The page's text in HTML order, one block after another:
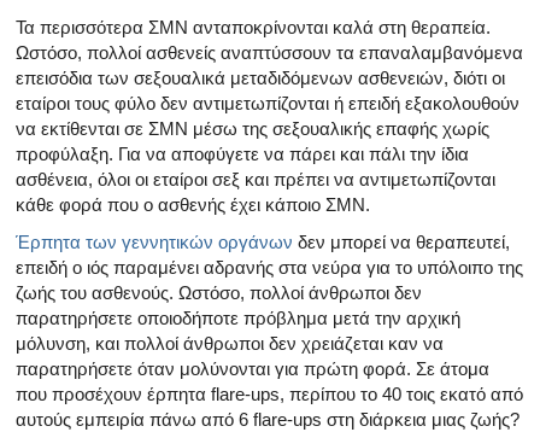
Τα περισσότερα ΣΜΝ ανταποκρίνονται καλά στη θεραπεία.
Ωστόσο, πολλοί ασθενείς αναπτύσσουν τα επαναλαμβανόμενα
επεισόδια των σεξουαλικά μεταδιδόμενων ασθενειών, διότι οι
εταίροι τους φύλο δεν αντιμετωπίζονται ή επειδή εξακολουθούν
να εκτίθενται σε ΣΜΝ μέσω της σεξουαλικής επαφής χωρίς
προφύλαξη. Για να αποφύγετε να πάρει και πάλι την ίδια
ασθένεια, όλοι οι εταίροι σεξ και πρέπει να αντιμετωπίζονται
κάθε φορά που ο ασθενής έχει κάποιο ΣΜΝ.
Έρπητα των γεννητικών οργάνων δεν μπορεί να θεραπευτεί,
επειδή ο ιός παραμένει αδρανής στα νεύρα για το υπόλοιπο της
ζωής του ασθενούς. Ωστόσο, πολλοί άνθρωποι δεν
παρατηρήσετε οποιοδήποτε πρόβλημα μετά την αρχική
μόλυνση, και πολλοί άνθρωποι δεν χρειάζεται καν να
παρατηρήσετε όταν μολύνονται για πρώτη φορά. Σε άτομα
που προσέχουν έρπητα flare-ups, περίπου το 40 τοις εκατό από
αυτούς εμπειρία πάνω από 6 flare-ups στη διάρκεια μιας ζωής?